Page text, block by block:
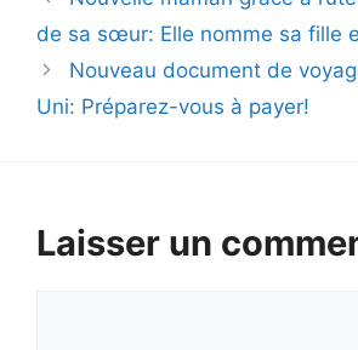
de sa sœur: Elle nomme sa fille
Nouveau document de
Uni: Préparez-vous à payer!
Laisser un